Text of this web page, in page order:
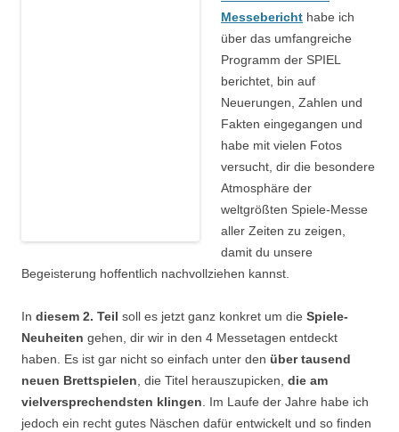
Messebericht habe ich
über das umfangreiche
Programm der SPIEL
berichtet, bin auf
Neuerungen, Zahlen und
Fakten eingegangen und
habe mit vielen Fotos
versucht, dir die besondere
Atmosphäre der
weltgrößten Spiele-Messe
aller Zeiten zu zeigen,
damit du unsere
Begeisterung hoffentlich nachvollziehen kannst.
In diesem 2. Teil soll es jetzt ganz konkret um die Spiele-
Neuheiten gehen, dir wir in den 4 Messetagen entdeckt
haben. Es ist gar nicht so einfach unter den über tausend
neuen Brettspielen, die Titel herauszupicken, die am
vielversprechendsten klingen. Im Laufe der Jahre habe ich
jedoch ein recht gutes Näschen dafür entwickelt und so finden